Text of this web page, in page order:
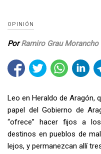
OPINIÓN
PorRamiro Grau Morancho
Leo en Heraldo de Aragón,
papel del Gobierno de
“ofrece” hacer fijos a
destinos en pueblos de
lejos, y permanezcan allí